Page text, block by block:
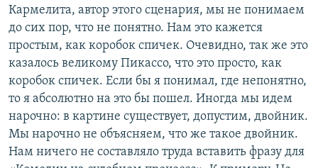
Кармелита, автор этого сценария, мы не понимаем
до сих пор, что не понятно. Нам это кажется
простым, как коробок спичек. Очевидно, так же это
казалось великому Пикассо, что это просто, как
коробок спичек. Если бы я понимал, где непонятно,
то я абсолютно на это бы пошел. Иногда мы идем
нарочно: в картине существует, допустим, двойник.
Мы нарочно не объясняем, что же такое двойник.
Нам ничего не составляло труда вставить фразу для